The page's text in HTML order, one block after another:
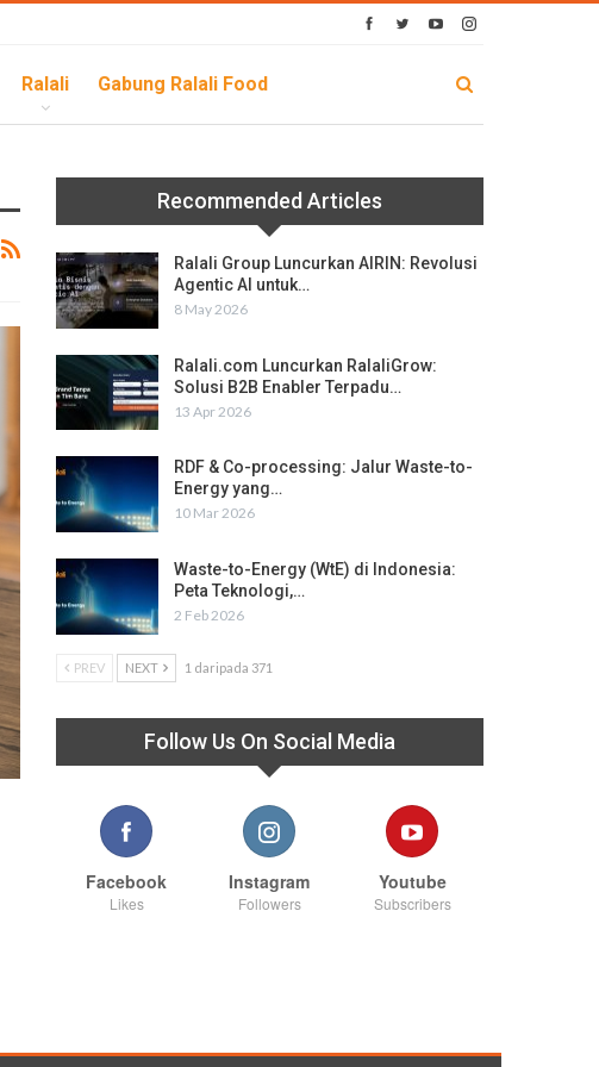
Ralali Gabung Ralali Food
Recommended Articles
Ralali Group Luncurkan AIRIN: Revolusi
Agentic AI untuk…
8 May 2026
Ralali.com Luncurkan RalaliGrow:
Solusi B2B Enabler Terpadu…
13 Apr 2026
RDF & Co-processing: Jalur Waste-to-
Energy yang…
10 Mar 2026
Waste-to-Energy (WtE) di Indonesia:
Peta Teknologi,…
2 Feb 2026
PREV NEXT 1 daripada 371
Follow Us On Social Media
Facebook
Likes
Instagram
Followers
Youtube
Subscribers